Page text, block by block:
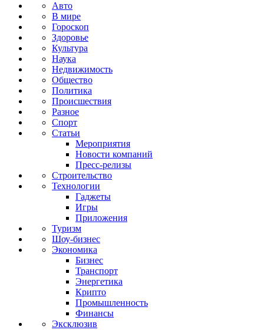
Авто
В мире
Гороскоп
Здоровье
Культура
Наука
Недвижимость
Общество
Политика
Происшествия
Разное
Спорт
Статьи
Мероприятия
Новости компаний
Пресс-релизы
Строительство
Технологии
Гаджеты
Игры
Приложения
Туризм
Шоу-бизнес
Экономика
Бизнес
Транспорт
Энергетика
Крипто
Промышленность
Финансы
Эксклюзив